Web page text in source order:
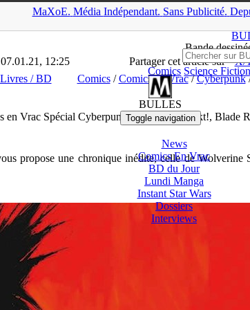
MaXoE. Média Indépendant. Sans Publicité.
Bande
Comics Science Fiction
BULLES
Toggle navigation
News
Comics En Vrac
BD du Jour
Lundi Manga
Instant Star Wars
Dossiers
Interviews
▲
12:25 Partager cet article sur X/
Livres / BD
Comics/Comics en Vrac/Cyberpunk
en Vrac Spécial Cyberpunk : Wolverine Snikt!, Blade
propose une chronique inédite, celle de